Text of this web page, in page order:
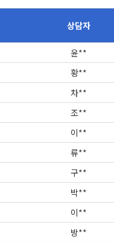
상담자
윤**
황**
차**
조**
이**
류**
구**
박**
이**
방**